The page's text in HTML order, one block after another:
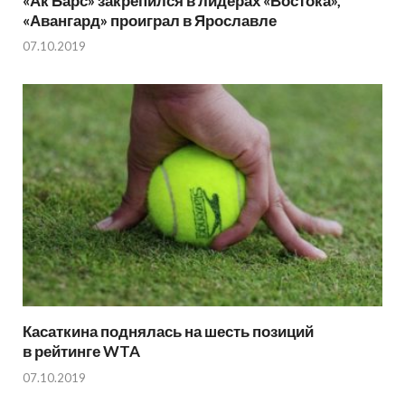
«Авангард» проиграл в Ярославле
07.10.2019
Касаткина поднялась на шесть позиций
в рейтинге WTA
07.10.2019